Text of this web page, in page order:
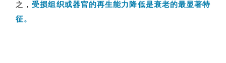
之， 受损组织或器官的再生能力降低是衰老的最显著特
征。